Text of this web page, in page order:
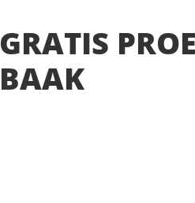
GRATIS
BAAK